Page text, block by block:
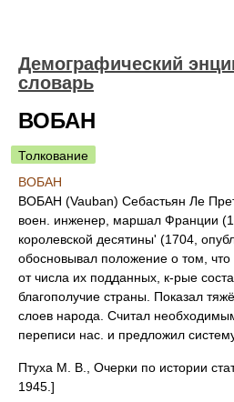
Демографический
словарь
ВОБАН
Толкование
ВОБАН
ВОБАН (Vauban) Себастьян Ле
воен. инженер, маршал Франции
королевской десятины' (1704,
обосновывал положение о том, что
от числа их подданных, к-рые
благополучие страны. Показал
слоев народа. Считал
переписи нас. и предложил
Птуха M. В., Очерки по истории
1945.]